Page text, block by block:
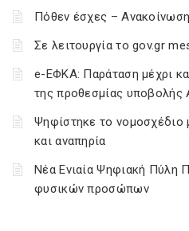
Πόθεν έσχες –
Σε λειτουργία το gov.gr
e-ΕΦΚΑ: Παράταση μέχρι
της προθεσμίας
Ψηφίστηκε το νομοσχέδιο
και αναπηρία
Νέα Ενιαία Ψηφιακή Πύλη
φυσικών προσώπων